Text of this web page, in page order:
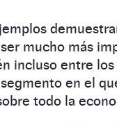
mucho más
incluso entre
en el
todo la